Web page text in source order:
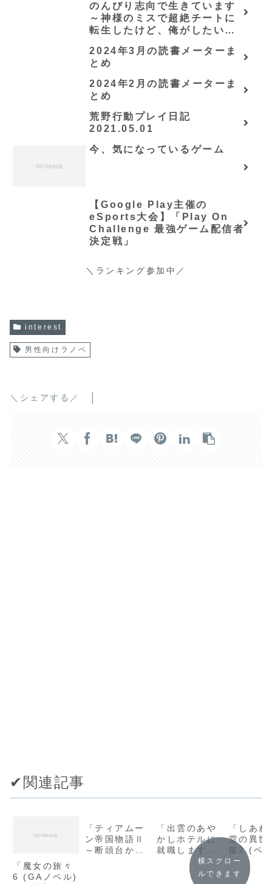
のんびり志向で生きています
～神様のミスで超絶チートに
転生したけど、俺がしたいの
会の立上げです～（グラスト
ノベルス） (グラスト
NOVELS)/可換環」シリーズ
全巻のあらすじ・感想
2024年3月の読書メーターま
とめ
2024年2月の読書メーターま
とめ
荒野行動プレイ日記
2021.05.01
今、気になっているゲーム
【Google Play主催の
eSports大会】「Play On
Challenge 最強ゲーム配信者
決定戦」
＼ランキング参加中／
interest
男性向けラノベ
＼シェアする／
✔︎関連記事
「魔女の旅々
6 (GAノベル)
「ティアムー
ン帝国物語Ⅱ
～断頭台から
「出雲のあや
かしホテルに
就職します
(双葉文庫) /
硝子町玻璃」
「しあ
堂の異世
飯2 (ベ
文庫) /
ちゃん」
横スクロー
ルできます